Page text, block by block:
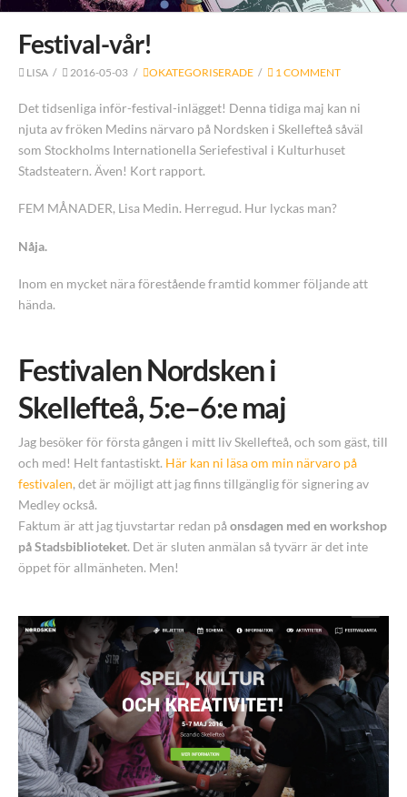
Festival-vår!
LISA 2016-05-03 OKATEGORISERADE 1 COMMENT
Det tidsenliga inför-festival-inlägget! Denna tidiga maj kan ni
njuta av fröken Medins närvaro på Nordsken i Skellefteå såväl
som Stockholms Internationella Seriefestival i Kulturhuset
Stadsteatern. Även! Kort rapport.
FEM MÅNADER, Lisa Medin. Herregud. Hur lyckas man?
Nåja.
Inom en mycket nära förestående framtid kommer följande att
hända.
Festivalen Nordsken i
Skellefteå, 5:e–6:e maj
Jag besöker för första gången i mitt liv Skellefteå, och som gäst, till
och med! Helt fantastiskt. Här kan ni läsa om min närvaro på
festivalen, det är möjligt att jag finns tillgänglig för signering av
Medley också.
Faktum är att jag tjuvstartar redan påonsdagen med en workshop
på Stadsbiblioteket. Det är sluten anmälan så tyvärr är det inte
öppet för allmänheten. Men!